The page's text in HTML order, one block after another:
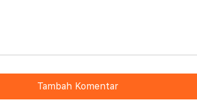
Tambah Komentar